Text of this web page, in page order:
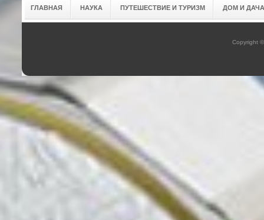
ГЛАВНАЯ НАУКА ПУТЕШЕСТВИЕ И ТУРИЗМ ДОМ И ДАЧА
Copyright